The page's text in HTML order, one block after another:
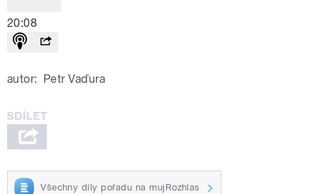
20:08
autor: Petr Vaďura
Všechny díly pořadu na mujRozhlas